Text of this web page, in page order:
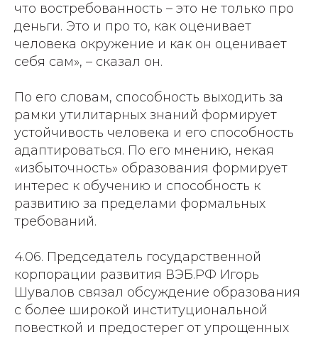
что востребованность – это не только про
деньги. Это и про то, как оценивает
человека окружение и как он оценивает
себя сам», – сказал он.
По его словам, способность выходить за
рамки утилитарных знаний формирует
устойчивость человека и его способность
адаптироваться. По его мнению, некая
«избыточность» образования формирует
интерес к обучению и способность к
развитию за пределами формальных
требований.
4.06. Председатель государственной
корпорации развития ВЭБ.РФ Игорь
Шувалов связал обсуждение образования
с более широкой институциональной
повесткой и предостерег от упрощенных